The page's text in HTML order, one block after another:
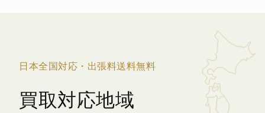
日本全国対応・出張料送料無料
買取対応地域